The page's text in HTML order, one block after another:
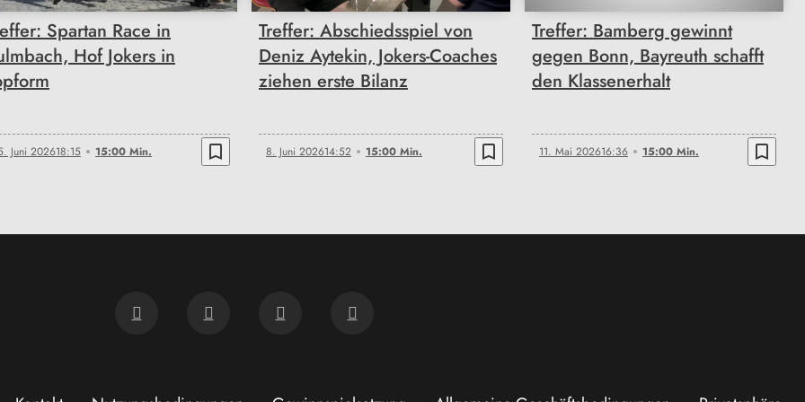
Spartan Race in
Hof Jokers in
Juni 202618:15 15:00 Min. bookmark_border
Treffer: Abschiedsspiel von
Deniz Aytekin, Jokers-Coaches
ziehen erste Bilanz
8. Juni 202614:52 15:00 Min. bookmark_border
Treffer: Bamberg gewinnt
gegen Bonn, Bayreuth schafft
den Klassenerhalt
11. Mai 202616:36 15:00 Min. bookmark_border